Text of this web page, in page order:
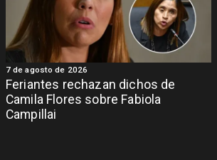
Feriantes rechazan dichos de
Camila Flores sobre Fabiola
Campillai
7 de agosto de 2026